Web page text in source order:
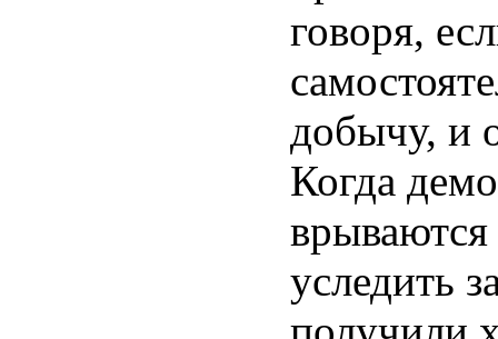
говоря,
добычу, и
Когда
уследить